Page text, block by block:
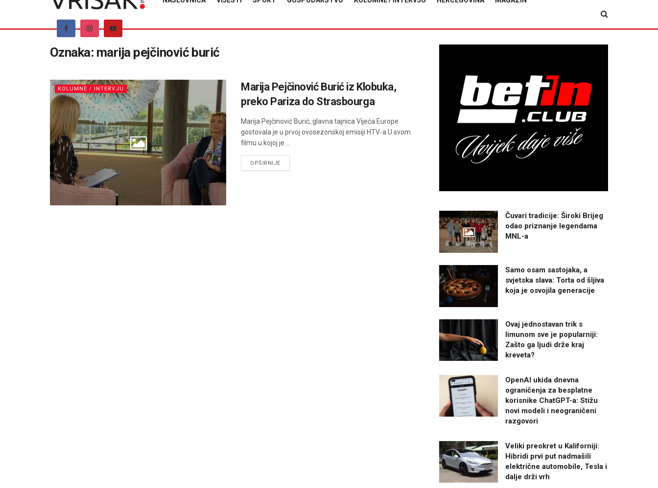
Oznaka: marija pejčinović burić
KOLUMNE / INTERVJU
Marija Pejčinović Burić iz Klobuka,
preko Pariza do Strasbourga
Marija Pejčinović Burić, glavna tajnica Vijeća Europe
gostovala je u prvoj ovosezonskoj emisiji HTV-a U svom
filmu u kojoj je ...
OPŠIRNIJEDETAILS
Čuvari tradicije: Široki Brijeg
odao priznanje legendama
MNL-a
Samo osam sastojaka, a
svjetska slava: Torta od šljiva
koja je osvojila generacije
Ovaj jednostavan trik s
limunom sve je popularniji:
Zašto ga ljudi drže kraj
kreveta?
OpenAI ukida dnevna
ograničenja za besplatne
korisnike ChatGPT-a: Stižu
novi modeli i neograničeni
razgovori
Veliki preokret u Kaliforniji:
Hibridi prvi put nadmašili
električne automobile, Tesla i
dalje drži vrh